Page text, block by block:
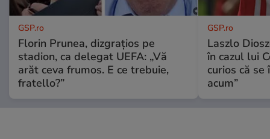
GSP.ro
Florin Prunea, dizgrațios pe
stadion, ca delegat UEFA: „Vă
arăt ceva frumos. E ce trebuie,
fratello?”
GSP.ro
Laszlo
în cazul lui
curios că
acum”